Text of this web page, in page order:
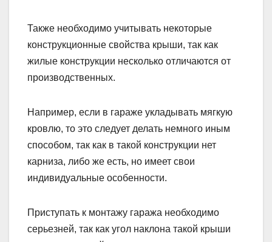
Также необходимо учитывать некоторые
конструкционные свойства крыши, так как
жилые конструкции несколько отличаются от
производственных.
Например, если в гараже укладывать мягкую
кровлю, то это следует делать немного иным
способом, так как в такой конструкции нет
карниза, либо же есть, но имеет свои
индивидуальные особенности.
Приступать к монтажу гаража необходимо
серьезней, так как угол наклона такой крыши